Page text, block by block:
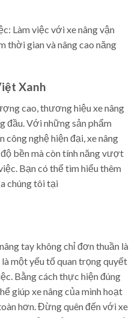
Làm việc với xe nâng vận
thời gian và nâng cao năng
Xanh
cao, thương hiệu xe nâng
đầu. Với những sản phẩm
nghệ hiện đại, xe nâng
bền mà còn tính năng vượt
Bạn có thể tìm hiểu thêm
chúng tôi tại
tay không chỉ đơn thuần là
một yếu tố quan trọng quyết
Bằng cách thực hiện đúng
giúp xe nâng của mình hoạt
hơn. Đừng quên đến với xe